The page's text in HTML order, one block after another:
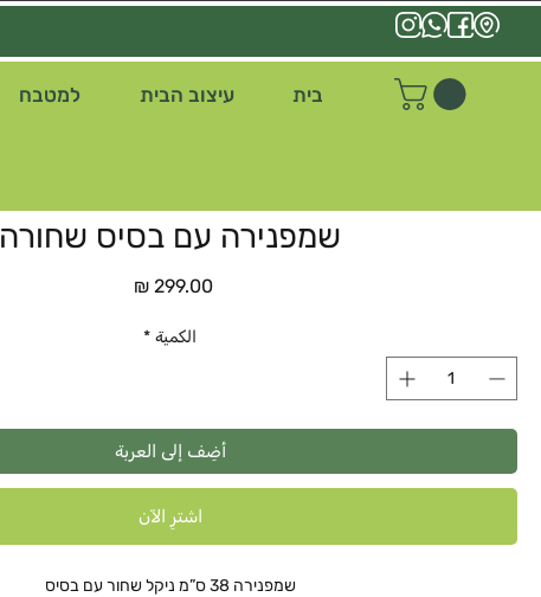
בית עיצוב הבית למטבח
שמפנירה עם בסיס שחורה
‏299.00 ₪
الكمية *
أضِف إلى العربة
اشترِ الآن
שמפנירה 38 ס”מ ניקל שחור עם בסיס